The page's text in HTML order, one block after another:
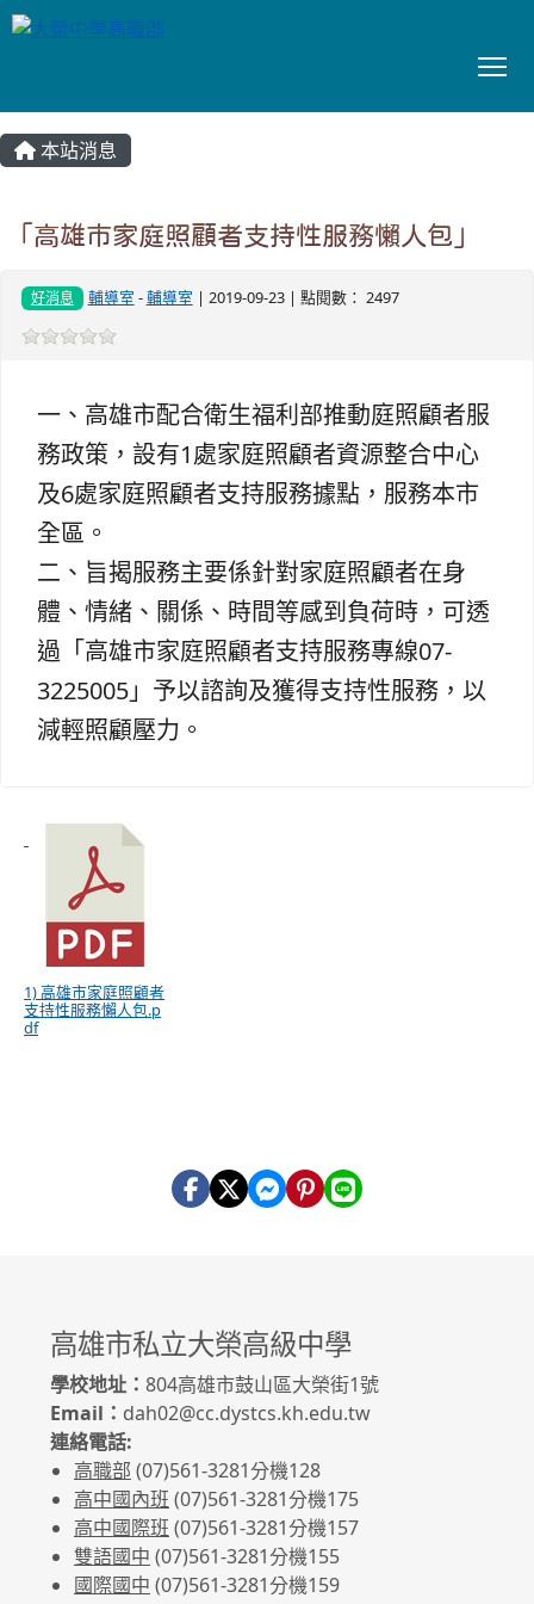
本站消息
「高雄市家庭照顧者支持性服務懶人包」
好消息 輔導室 -輔導室 | 2019-09-23 | 點閱數： 2497
一、高雄市配合衛生福利部推動庭照顧者服
務政策，設有1處家庭照顧者資源整合中心
及6處家庭照顧者支持服務據點，服務本市
全區。
二、旨揭服務主要係針對家庭照顧者在身
體、情緒、關係、時間等感到負荷時，可透
過「高雄市家庭照顧者支持服務專線07-
3225005」予以諮詢及獲得支持性服務，以
減輕照顧壓力。
1) 高雄市家庭照顧者
支持性服務懶人包.p
df
高雄市私立大榮高級中學
學校地址： 804高雄市鼓山區大榮街1號
Email： dah02@cc.dystcs.kh.edu.tw
連絡電話:
高職部 (07)561-3281分機128
高中國內班 (07)561-3281分機175
高中國際班 (07)561-3281分機157
雙語國中 (07)561-3281分機155
國際國中 (07)561-3281分機159